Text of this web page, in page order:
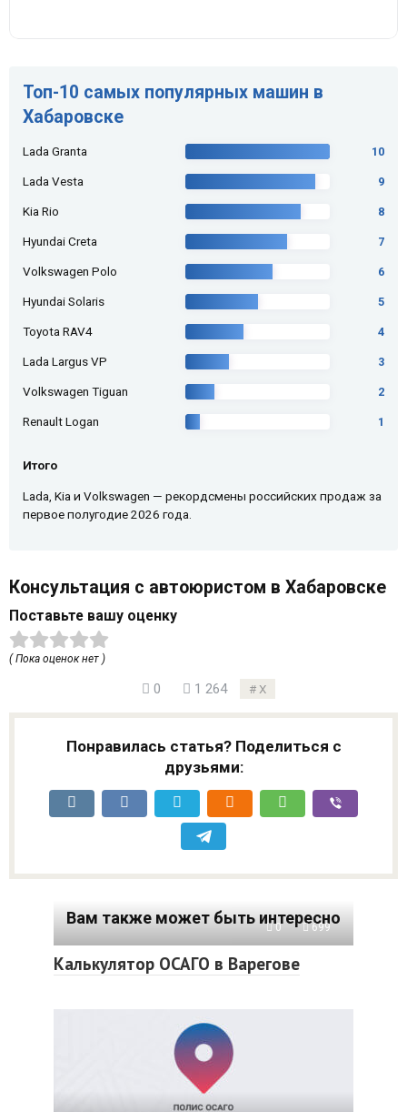
Топ-10 самых популярных машин в
Хабаровске
Lada Granta 10
Lada Vesta 9
Kia Rio 8
Hyundai Creta 7
Volkswagen Polo 6
Hyundai Solaris 5
Toyota RAV4 4
Lada Largus VP 3
Volkswagen Tiguan 2
Renault Logan 1
Итого
Lada, Kia и Volkswagen — рекордсмены российских продаж за
первое полугодие 2026 года.
Консультация с автоюристом в Хабаровске
Поставьте вашу оценку
( Пока оценок нет )
0 1 264 Х
Понравилась статья? Поделиться с
друзьями:
Вам также может быть интересно
0 699
Калькулятор ОСАГО в Варегове